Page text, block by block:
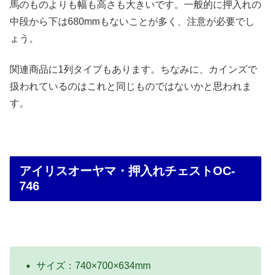
馬のものよりも幅も高さも大きいです。一般的に押入れの
中段から下は680mmもないことが多く、注意が必要でし
ょう。
関連商品に1列タイプもあります。ちなみに、カインズで
扱われているのはこれと同じものではないかと思われま
す。
アイリスオーヤマ・押入れチェストOC-
746
サイズ：740×700×634mm